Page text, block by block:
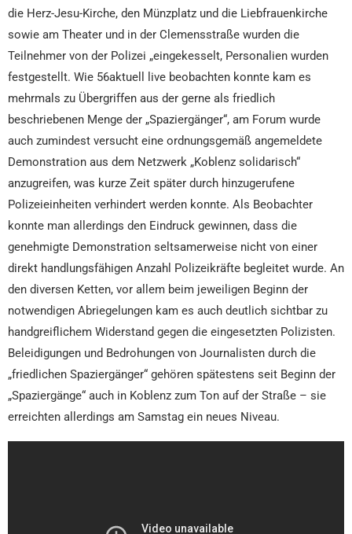
die Herz-Jesu-Kirche, den Münzplatz und die Liebfrauenkirche
sowie am Theater und in der Clemensstraße wurden die
Teilnehmer von der Polizei „eingekesselt, Personalien wurden
festgestellt. Wie 56aktuell live beobachten konnte kam es
mehrmals zu Übergriffen aus der gerne als friedlich
beschriebenen Menge der „Spaziergänger“, am Forum wurde
auch zumindest versucht eine ordnungsgemäß angemeldete
Demonstration aus dem Netzwerk „Koblenz solidarisch“
anzugreifen, was kurze Zeit später durch hinzugerufene
Polizeieinheiten verhindert werden konnte. Als Beobachter
konnte man allerdings den Eindruck gewinnen, dass die
genehmigte Demonstration seltsamerweise nicht von einer
direkt handlungsfähigen Anzahl Polizeikräfte begleitet wurde. An
den diversen Ketten, vor allem beim jeweiligen Beginn der
notwendigen Abriegelungen kam es auch deutlich sichtbar zu
handgreiflichem Widerstand gegen die eingesetzten Polizisten.
Beleidigungen und Bedrohungen von Journalisten durch die
„friedlichen Spaziergänger“ gehören spätestens seit Beginn der
„Spaziergänge“ auch in Koblenz zum Ton auf der Straße – sie
erreichten allerdings am Samstag ein neues Niveau.